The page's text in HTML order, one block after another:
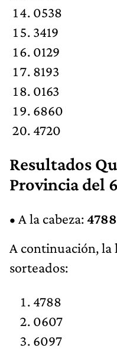
0538
3419
0129
8193
0163
6860
4720
Resultados
Provincia del
• A la cabeza:4788
A continuación, la
sorteados:
4788
0607
6097